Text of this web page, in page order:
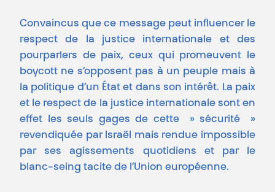
Convaincus que ce message peut influencer le
respect de la justice internationale et des
pourparlers de paix, ceux qui promeuvent le
boycott ne s’opposent pas à un peuple mais à
la politique d’un État et dans son intérêt. La paix
et le respect de la justice internationale sont en
effet les seuls gages de cette » sécurité »
revendiquée par Israël mais rendue impossible
par ses agissements quotidiens et par le
blanc-seing tacite de l’Union européenne.